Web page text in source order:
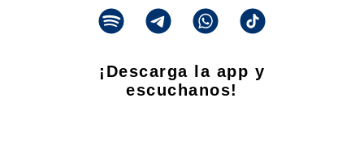
¡Descarga la app y
escuchanos!